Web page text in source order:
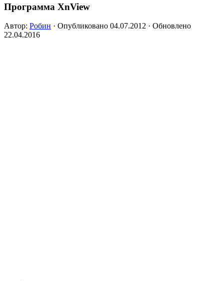
Программа XnView
Автор: Робин · Опубликовано 04.07.2012 · Обновлено
22.04.2016